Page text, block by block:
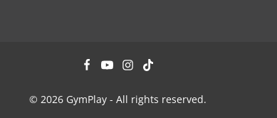
© 2026 GymPlay - All rights reserved.